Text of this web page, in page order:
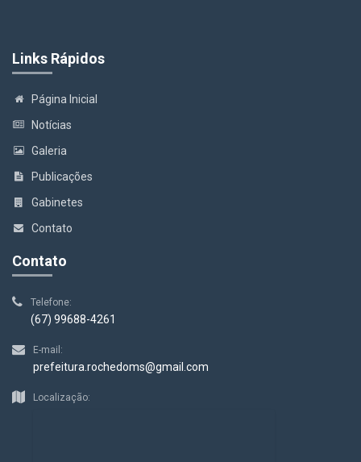
Links Rápidos
Página Inicial
Notícias
Galeria
Publicações
Gabinetes
Contato
Contato
Telefone:
(67) 99688-4261
E-mail:
prefeitura.rochedoms@gmail.com
Localização: